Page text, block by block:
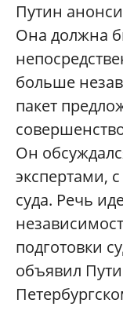
Путин
Она должна
больше
пакет
Он
экспертами,
суда. Речь
подготовки
объявил